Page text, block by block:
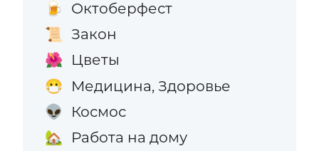
🍺 Октоберфест
📜 Закон
🌺 Цветы
😷 Медицина, Здоровье
👽 Космос
🏡 Работа на дому